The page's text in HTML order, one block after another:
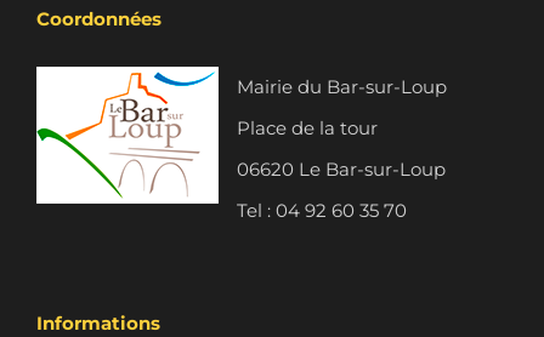
Coordonnées
Mairie du Bar-sur-Loup
Place de la tour
06620 Le Bar-sur-Loup
Tel : 04 92 60 35 70
Informations